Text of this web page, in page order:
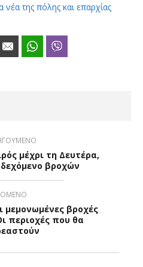
νέα της πόλης και επαρχίας
LinkedIn Email WhatsApp
μέχρι τη Δευτέρα,
βροχών
μεμονωμένες βροχές
περιοχές που θα